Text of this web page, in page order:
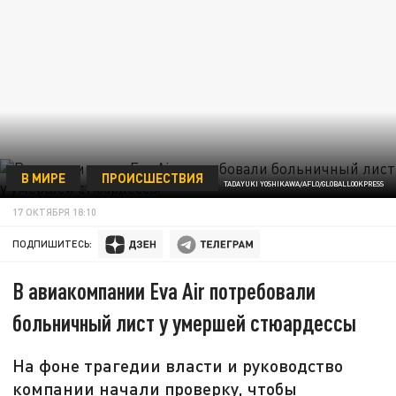
TADAYUKI YOSHIKAWA/AFLO/GLOBALLOOKPRESS
В МИРЕ ПРОИСШЕСТВИЯ
17 ОКТЯБРЯ 18:10
ПОДПИШИТЕСЬ:
В авиакомпании Eva Air потребовали
больничный лист у умершей стюардессы
На фоне трагедии власти и руководство
компании начали проверку, чтобы